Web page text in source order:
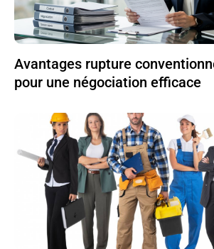
Avantages rupture
pour une négociation efficace